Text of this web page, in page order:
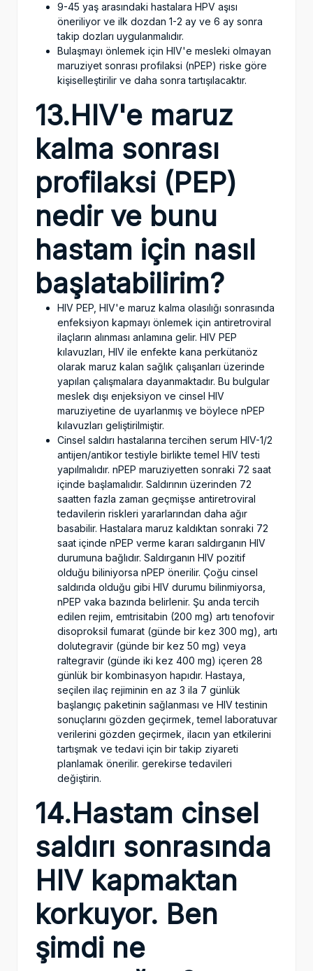
9-45 yaş arasındaki hastalara HPV aşısı
öneriliyor ve ilk dozdan 1-2 ay ve 6 ay sonra
takip dozları uygulanmalıdır.
Bulaşmayı önlemek için HIV'e mesleki olmayan
maruziyet sonrası profilaksi (nPEP) riske göre
kişiselleştirilir ve daha sonra tartışılacaktır.
13.HIV'e maruz
kalma sonrası
profilaksi (PEP)
nedir ve bunu
hastam için nasıl
başlatabilirim?
HIV PEP, HIV'e maruz kalma olasılığı sonrasında
enfeksiyon kapmayı önlemek için antiretroviral
ilaçların alınması anlamına gelir. HIV PEP
kılavuzları, HIV ile enfekte kana perkütanöz
olarak maruz kalan sağlık çalışanları üzerinde
yapılan çalışmalara dayanmaktadır. Bu bulgular
meslek dışı enjeksiyon ve cinsel HIV
maruziyetine de uyarlanmış ve böylece nPEP
kılavuzları geliştirilmiştir.
Cinsel saldırı hastalarına tercihen serum HIV-1/2
antijen/antikor testiyle birlikte temel HIV testi
yapılmalıdır. nPEP maruziyetten sonraki 72 saat
içinde başlamalıdır. Saldırının üzerinden 72
saatten fazla zaman geçmişse antiretroviral
tedavilerin riskleri yararlarından daha ağır
basabilir. Hastalara maruz kaldıktan sonraki 72
saat içinde nPEP verme kararı saldırganın HIV
durumuna bağlıdır. Saldırganın HIV pozitif
olduğu biliniyorsa nPEP önerilir. Çoğu cinsel
saldırıda olduğu gibi HIV durumu bilinmiyorsa,
nPEP vaka bazında belirlenir. Şu anda tercih
edilen rejim, emtrisitabin (200 mg) artı tenofovir
disoproksil fumarat (günde bir kez 300 mg), artı
dolutegravir (günde bir kez 50 mg) veya
raltegravir (günde iki kez 400 mg) içeren 28
günlük bir kombinasyon hapıdır. Hastaya,
seçilen ilaç rejiminin en az 3 ila 7 günlük
başlangıç ​​paketinin sağlanması ve HIV testinin
sonuçlarını gözden geçirmek, temel laboratuvar
verilerini gözden geçirmek, ilacın yan etkilerini
tartışmak ve tedavi için bir takip ziyareti
planlamak önerilir. gerekirse tedavileri
değiştirin.
14.Hastam cinsel
saldırı sonrasında
HIV kapmaktan
korkuyor. Ben
şimdi ne